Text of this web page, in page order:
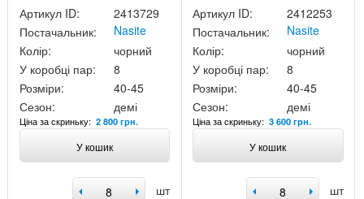
Артикул ID:
2413729
Постачальник:
Nasite
Колір:
чорний
У коробці пар:
8
Розміри:
40-45
Сезон:
демі
Ціна за скриньку: 2 800 грн.
У кошик
шт
Артикул ID:
2412253
Постачальник:
Nasite
Колір:
чорний
У коробці пар:
8
Розміри:
40-45
Сезон:
демі
Ціна за скриньку:3 600 грн.
У кошик
шт